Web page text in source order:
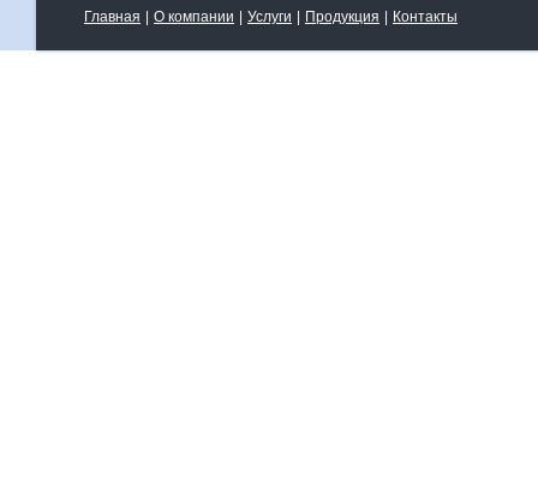
Главная | О компании | Услуги | Продукция | Контакты